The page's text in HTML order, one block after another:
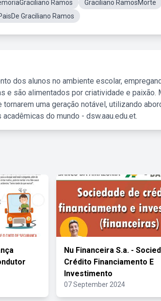
Ramos
Graciliano RamosMorte
Graciliano Ramos
dos alunos no ambiente escolar,
e são alimentados por criatividade e paixão.
uma geração notável, utilizando
do mundo - dsw.aau.edu.et.
Nu Financeira S.a. -
Crédito Financiamento E
Investimento
07 September 2024